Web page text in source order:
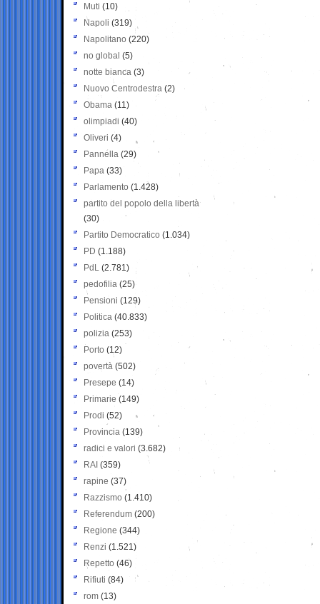
Muti (10)
Napoli (319)
Napolitano (220)
no global (5)
notte bianca (3)
Nuovo Centrodestra (2)
Obama (11)
olimpiadi (40)
Oliveri (4)
Pannella (29)
Papa (33)
Parlamento (1.428)
partito del popolo della libertà
(30)
Partito Democratico (1.034)
PD (1.188)
PdL (2.781)
pedofilia (25)
Pensioni (129)
Politica (40.833)
polizia (253)
Porto (12)
povertà (502)
Presepe (14)
Primarie (149)
Prodi (52)
Provincia (139)
radici e valori (3.682)
RAI (359)
rapine (37)
Razzismo (1.410)
Referendum (200)
Regione (344)
Renzi (1.521)
Repetto (46)
Rifiuti (84)
rom (13)